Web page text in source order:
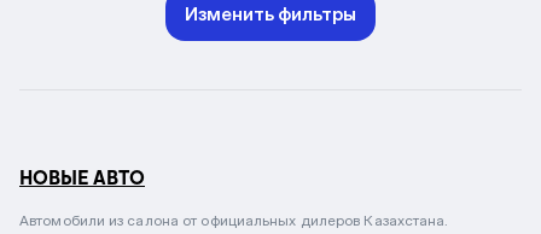
Изменить фильтры
НОВЫЕ АВТО
Автомобили из салона от официальных дилеров Казахстана.